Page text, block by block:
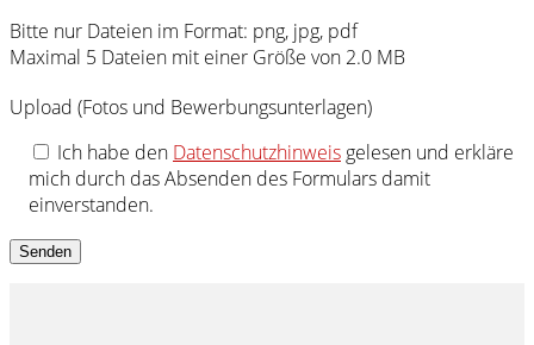
Bitte nur Dateien im Format: png, jpg, pdf
Maximal 5 Dateien mit einer Größe von 2.0 MB
Upload (Fotos und Bewerbungsunterlagen)
Ich habe den Datenschutzhinweis gelesen und erkläre
mich durch das Absenden des Formulars damit
einverstanden.